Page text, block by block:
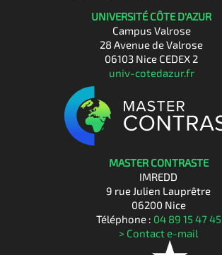
UNIVERSITÉ CÔTE D'AZUR
Campus Valrose
28 Avenue de Valrose
06103 Nice CEDEX 2
univ-cotedazur.fr
MASTER CONTRASTE
IMREDD
9 rue Julien Lauprêtre
06200 Nice
Téléphone : 04 89 15 47 45
> Contact e-mail